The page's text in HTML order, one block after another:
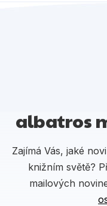
albatros
Zajímá Vás, jaké
knižním světě?
mailových